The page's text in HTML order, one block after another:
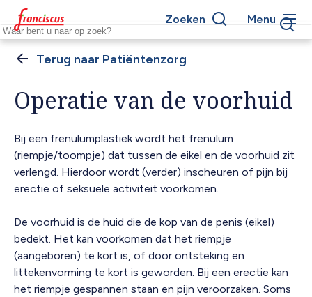
Overslaan
en
naar
gaan
Keywords
Zoeken Menu
Patiëntenzorg
Operatie van de voorhuid
Bij een frenulumplastiek wordt het frenulum
(riempje/toompje) dat tussen de eikel en de voorhuid zit
verlengd. Hierdoor wordt (verder) inscheuren of pijn bij
erectie of seksuele activiteit voorkomen.
De voorhuid is de huid die de kop van de penis (eikel)
bedekt. Het kan voorkomen dat het riempje
(aangeboren) te kort is, of door ontsteking en
littekenvorming te kort is geworden. Bij een erectie kan
het riempje gespannen staan en pijn veroorzaken. Soms